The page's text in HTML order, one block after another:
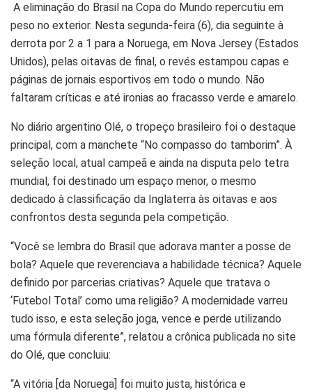
at
s
A
p
p
ce
b
o
o
k
py
Li
n
k
ar
e
A eliminação do Brasil na Copa do Mundo repercutiu em
peso no exterior. Nesta segunda-feira (6), dia seguinte à
derrota por 2 a 1 para a Noruega, em Nova Jersey (Estados
Unidos), pelas oitavas de final, o revés estampou capas e
páginas de jornais esportivos em todo o mundo. Não
faltaram críticas e até ironias ao fracasso verde e amarelo.
No diário argentino Olé, o tropeço brasileiro foi o destaque
principal, com a manchete “No compasso do tamborim”. À
seleção local, atual campeã e ainda na disputa pelo tetra
mundial, foi destinado um espaço menor, o mesmo
dedicado à classificação da Inglaterra às oitavas e aos
confrontos desta segunda pela competição.
“Você se lembra do Brasil que adorava manter a posse de
bola? Aquele que reverenciava a habilidade técnica? Aquele
definido por parcerias criativas? Aquele que tratava o
‘Futebol Total’ como uma religião? A modernidade varreu
tudo isso, e esta seleção joga, vence e perde utilizando
uma fórmula diferente”, relatou a crônica publicada no site
do Olé, que concluiu:
“A vitória [da Noruega] foi muito justa, histórica e